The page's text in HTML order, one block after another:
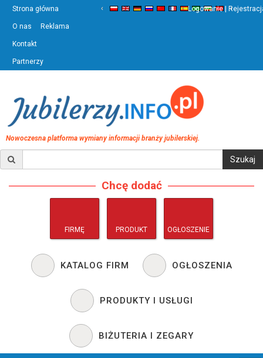
Strona główna
O nas Reklama
Kontakt
Partnerzy
‹ ›
Logowanie |
Nowoczesna platforma wymiany informacji branży jubilerskiej.
Chcę dodać
FIRMĘ PRODUKT OGŁOSZENIE
KATALOG FIRM OGŁOSZENIA
PRODUKTY I USŁUGI
BIŻUTERIA I ZEGARY